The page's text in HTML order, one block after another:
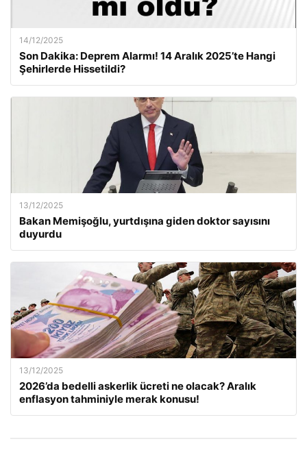
14/12/2025
Son Dakika: Deprem Alarmı! 14 Aralık 2025’te Hangi
Şehirlerde Hissetildi?
13/12/2025
Bakan Memişoğlu, yurtdışına giden doktor sayısını
duyurdu
13/12/2025
2026’da bedelli askerlik ücreti ne olacak? Aralık
enflasyon tahminiyle merak konusu!